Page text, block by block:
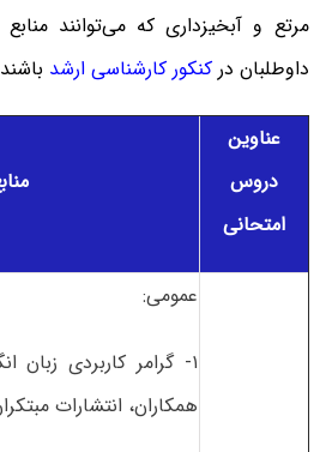
مرتع و آبخیزداری که می‌توانند
داوطلبان درکنکور کارشناسی ارشد
عناوین
دروس
امتحانی
عمومی:
۱- گرامر کاربردی زبان
همکاران، انتشارات